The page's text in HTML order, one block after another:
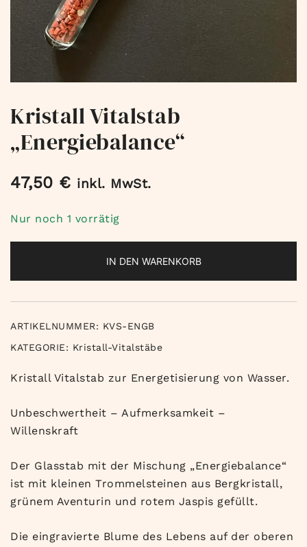
Kristall Vitalstab
„Energiebalance“
47,50 € inkl. MwSt.
Nur noch 1 vorrätig
IN DEN WARENKORB
ARTIKELNUMMER: KVS-ENGB
KATEGORIE: Kristall-Vitalstäbe
Kristall Vitalstab zur Energetisierung von Wasser.
Unbeschwertheit – Aufmerksamkeit –
Willenskraft
Der Glasstab mit der Mischung „Energiebalance“
ist mit kleinen Trommelsteinen aus Bergkristall,
grünem Aventurin und rotem Jaspis gefüllt.
Die eingravierte Blume des Lebens auf der oberen